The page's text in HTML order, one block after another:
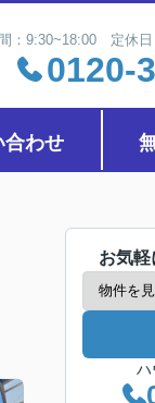
：9:30~18:00 定休日
0120-
合わせ
お気
ハ